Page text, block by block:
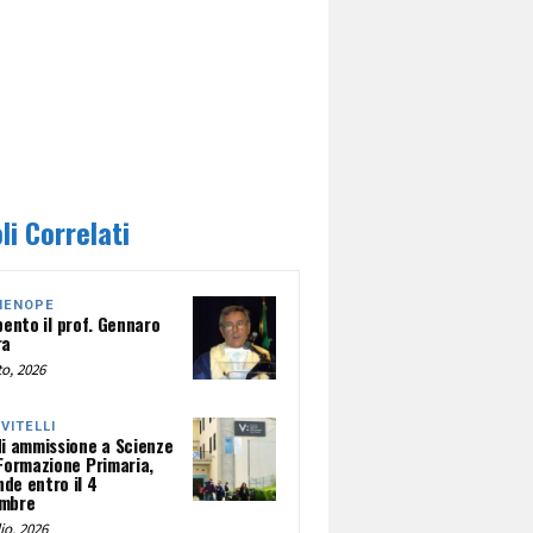
Correlati
il prof. Gennaro
2026
ammissione a Scienze
Primaria,
entro il 4